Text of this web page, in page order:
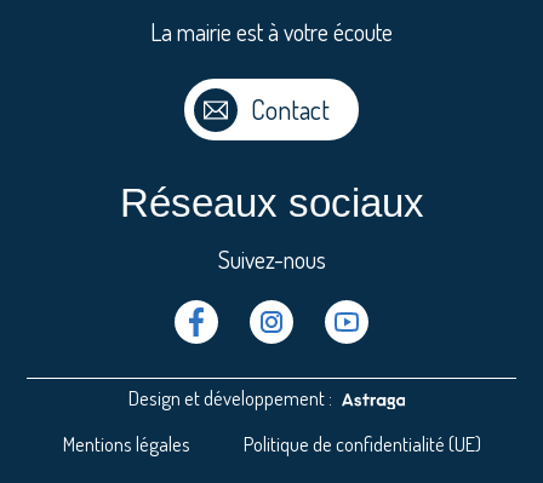
La mairie est à votre écoute
Contact
Réseaux sociaux
Suivez-nous
Facebook Instragram
Design et développement :
Mentions légales
Politique de confidentialité (UE)